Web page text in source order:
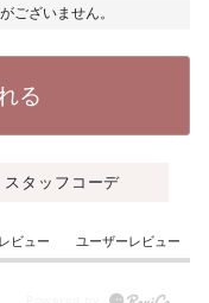
ございません。
る
スタッフコーデ
ビュー ユーザーレビュー